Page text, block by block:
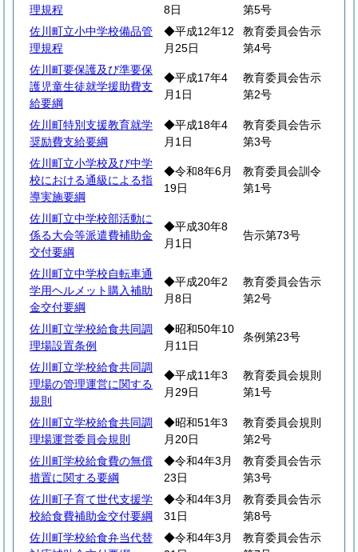
理規程
8日
第5号
佐川町立小中学校備品管
理規程
◆平成12年12
月25日
教育委員会告示
第4号
佐川町要保護及び準要保
護児童生徒就学援助費支
給要綱
◆平成17年4
月1日
教育委員会告示
第2号
佐川町特別支援教育就学
奨励費支給要綱
◆平成18年4
月1日
教育委員会告示
第3号
佐川町立小学校及び中学
校における通級による指
導実施要綱
◆令和8年6月
19日
教育委員会訓令
第1号
佐川町立中学校部活動に
係る大会等派遣費補助金
交付要綱
◆平成30年8
月1日
告示第73号
佐川町立中学校自転車通
学用ヘルメット購入補助
金交付要綱
◆平成20年2
月8日
教育委員会告示
第2号
佐川町立学校給食共同調
理場設置条例
◆昭和50年10
月11日
条例第23号
佐川町立学校給食共同調
理場の管理運営に関する
規則
◆平成11年3
月29日
教育委員会規則
第1号
佐川町立学校給食共同調
理場運営委員会規則
◆昭和51年3
月20日
教育委員会規則
第2号
佐川町学校給食費の無償
措置に関する要綱
◆令和4年3月
23日
教育委員会告示
第3号
佐川町子育て世代支援学
校給食費補助金交付要綱
◆令和4年3月
31日
教育委員会告示
第8号
佐川町学校給食弁当代替
◆令和4年3月
教育委員会告示